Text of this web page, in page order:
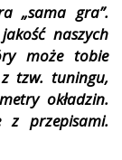
„sama gra”.
naszych
może tobie
tzw. tuningu,
okładzin.
z przepisami.